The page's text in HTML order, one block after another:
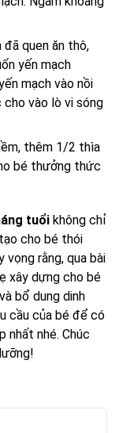
đã quen ăn thô,
yến mạch
mạch vào nồi
vào lò vi sóng
thêm 1/2 thìa
bé thưởng thức
tuổi không chỉ
cho bé thói
vọng rằng, qua bài
xây dựng cho bé
bổ dung dinh
cầu của bé để có
nhất nhé. Chúc